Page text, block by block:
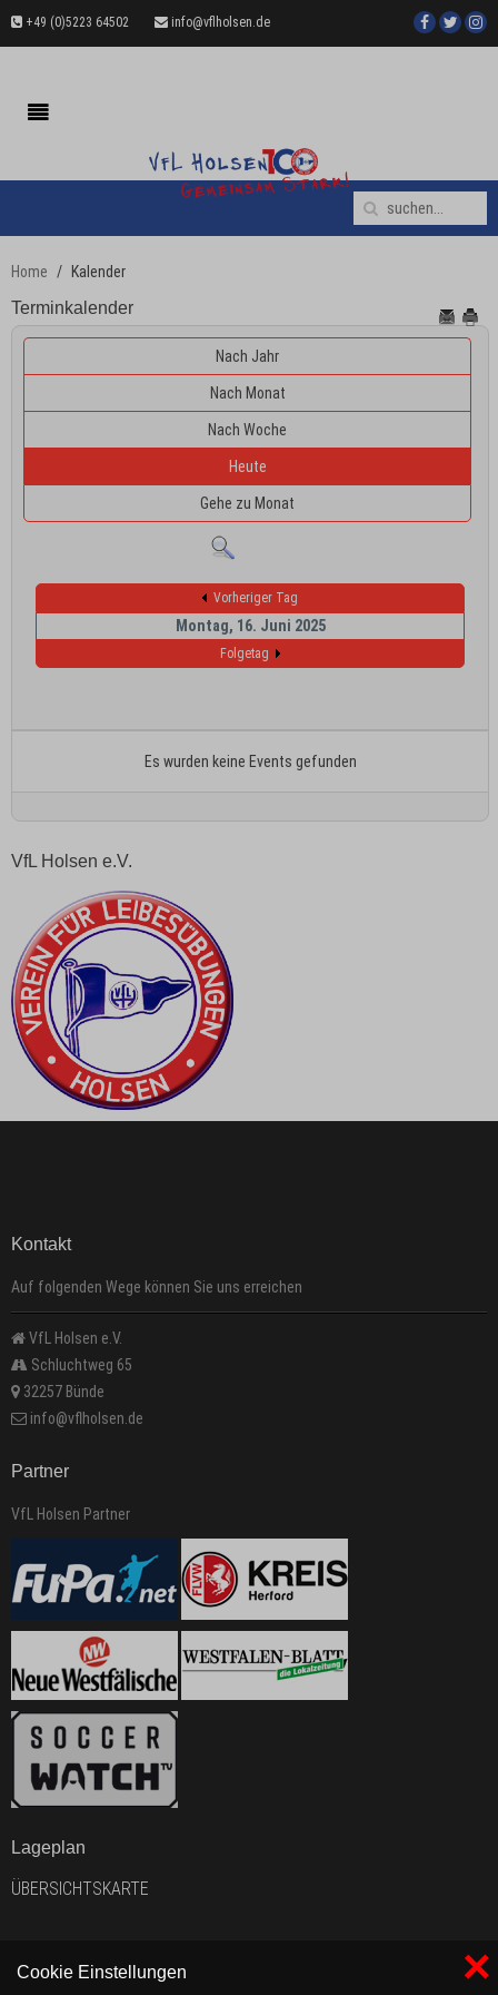
+49 (0)5223 64502 info@vflholsen.de
×
Cookie Einstellungen
Home Kalender
Terminkalender
Nach Jahr
Nach Monat
Nach Woche
Heute
Gehe zu Monat
Vorheriger Tag
Montag, 16. Juni 2025
Folgetag
Es wurden keine Events gefunden
VfL Holsen e.V.
Kontakt
Auf folgenden Wege können Sie uns erreichen
VfL Holsen e.V.
Schluchtweg 65
32257 Bünde
info@vflholsen.de
Partner
VfL Holsen Partner
Lageplan
ÜBERSICHTSKARTE